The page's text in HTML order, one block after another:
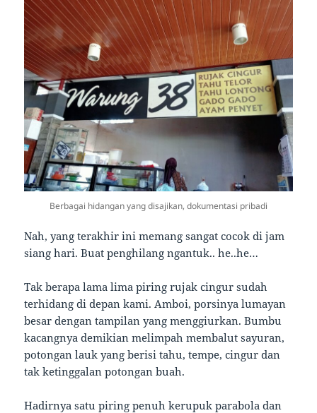
Berbagai hidangan yang disajikan, dokumentasi pribadi
Nah, yang terakhir ini memang sangat cocok di jam
siang hari. Buat penghilang ngantuk.. he..he…
Tak berapa lama lima piring rujak cingur sudah
terhidang di depan kami. Amboi, porsinya lumayan
besar dengan tampilan yang menggiurkan. Bumbu
kacangnya demikian melimpah membalut sayuran,
potongan lauk yang berisi tahu, tempe, cingur dan
tak ketinggalan potongan buah.
Hadirnya satu piring penuh kerupuk parabola dan